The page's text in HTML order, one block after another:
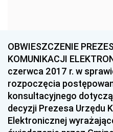
z 14 września 2017
z 13 września 2017
z 12 września 2017
z 8 września 2017
z 1 września 2017
OBWIESZCZENIE
KOMUNIKACJI
czerwca 2017 r. w
rozpoczęcia
konsultacyjnego
decyzji Prezesa Urzędu
Elektronicznej